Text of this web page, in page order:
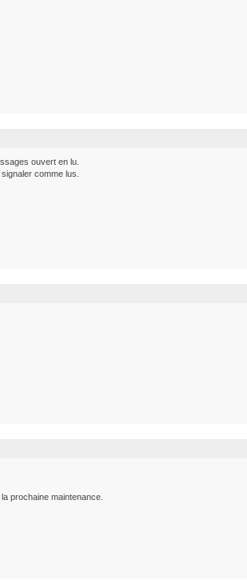
ouvert en lu.
comme lus.
prochaine maintenance.